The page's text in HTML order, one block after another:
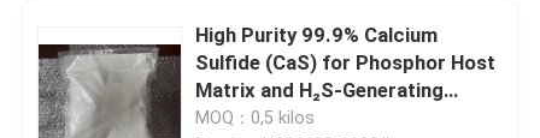
Material de revestimiento de goma
Sustancias químicas electrónicas
High Purity 99.9% Calcium
Sulfide (CaS) for Phosphor Host
Matrix and H₂S-Generating
Sulfidation Reagent
MOQ：0,5 kilos